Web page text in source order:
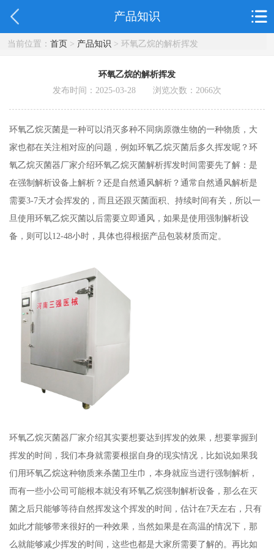
产品知识
当前位置： 首页> 产品知识 > 环氧乙烷的解析挥发
环氧乙烷的解析挥发
发布时间：2025-03-28 浏览次数： 2066次
环氧乙烷灭菌是一种可以消灭多种不同病原微生物的一种物质，大
家也都在关注相对应的问题，例如环氧乙烷灭菌后多久挥发呢？环
氧乙烷灭菌器厂家介绍环氧乙烷灭菌解析挥发时间需要先了解：是
在强制解析设备上解析？还是自然通风解析？通常自然通风解析是
需要3-7天才会挥发的，而且还跟灭菌面积、持续时间有关，所以一
旦使用环氧乙烷灭菌以后需要立即通风，如果是使用强制解析设
备，则可以12-48小时，具体也得根据产品包装材质而定。
环氧乙烷灭菌器厂家介绍其实要想要达到挥发的效果，想要掌握到
挥发的时间，我们本身就需要根据自身的现实情况，比如说如果我
们用环氧乙烷这种物质来杀菌卫生巾，本身就应当进行强制解析，
而有一些小公司可能根本就没有环氧乙烷强制解析设备，那么在灭
菌之后只能够等待自然挥发这个挥发的时间，估计在7天左右，只有
如此才能够带来很好的一种效果，当然如果是在高温的情况下，那
么就能够减少挥发的时间，这些也都是大家所需要了解的。再比如